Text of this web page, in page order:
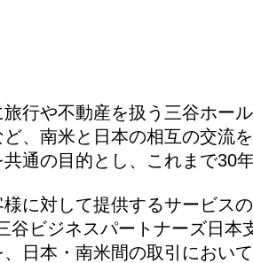
行や不動産を扱う三谷ホー
、南米と日本の相互の交流
通の目的とし、これまで30
に対して提供するサービス
谷ビジネスパートナーズ日本
日本・南米間の取引におい